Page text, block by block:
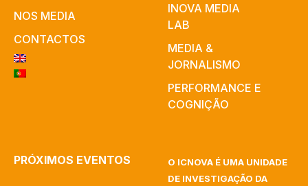
NOS MEDIA
CONTACTOS
INOVA MEDIA
LAB
MEDIA &
JORNALISMO
PERFORMANCE E
COGNIÇÃO
PRÓXIMOS EVENTOS
O ICNOVA É UMA UNIDADE
DE INVESTIGAÇÃO DA